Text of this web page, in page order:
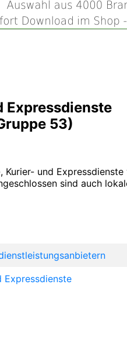
Expressdienste
53)
Kurier- und
sind auch
Expressdienste